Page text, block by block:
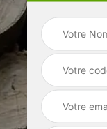
abattage
46